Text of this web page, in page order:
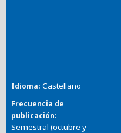
Idioma Castellano
Frecuencia de
publicación
Semestral (octubre y